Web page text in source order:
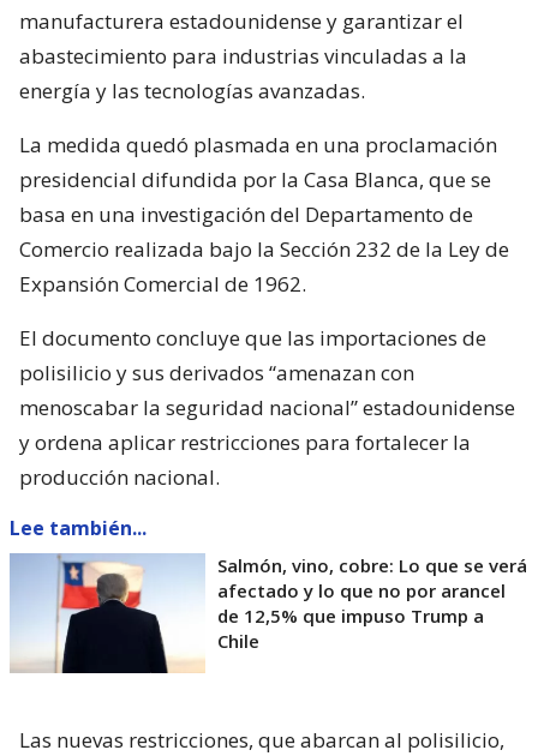
manufacturera estadounidense y garantizar el
abastecimiento para industrias vinculadas a la
energía y las tecnologías avanzadas.
La medida quedó plasmada en una proclamación
presidencial difundida por la Casa Blanca, que se
basa en una investigación del Departamento de
Comercio realizada bajo la Sección 232 de la Ley de
Expansión Comercial de 1962.
El documento concluye que las importaciones de
polisilicio y sus derivados “amenazan con
menoscabar la seguridad nacional” estadounidense
y ordena aplicar restricciones para fortalecer la
producción nacional.
Lee también...
Salmón, vino, cobre: Lo que se verá
afectado y lo que no por arancel
de 12,5% que impuso Trump a
Chile
Las nuevas restricciones, que abarcan al polisilicio,